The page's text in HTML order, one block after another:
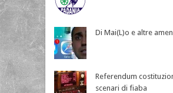
Di Mai(L)o e altre
Referendum
scenari di fiaba